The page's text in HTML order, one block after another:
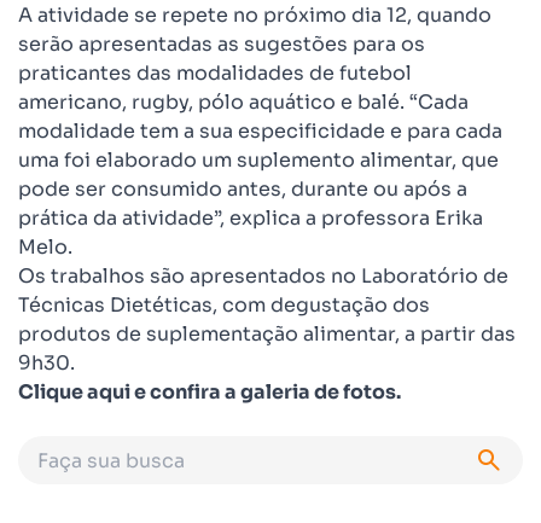
A atividade se repete no próximo dia 12, quando
serão apresentadas as sugestões para os
praticantes das modalidades de futebol
americano, rugby, pólo aquático e balé. “Cada
modalidade tem a sua especificidade e para cada
uma foi elaborado um suplemento alimentar, que
pode ser consumido antes, durante ou após a
prática da atividade”, explica a professora Erika
Melo.
Os trabalhos são apresentados no Laboratório de
Técnicas Dietéticas, com degustação dos
produtos de suplementação alimentar, a partir das
9h30.
Clique aqui e confira a galeria de fotos.